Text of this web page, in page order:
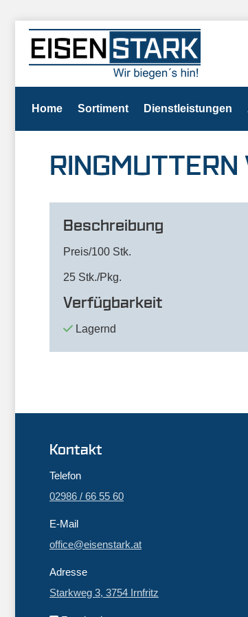
Home Sortiment Dienstleistungen
Beschreibung
Preis/100 Stk.
25 Stk./Pkg.
Verfügbarkeit
Lagernd
Kontakt
Telefon
02986 / 66 55 60
E-Mail
office@eisenstark.at
Adresse
Starkweg 3, 3754 Irnfritz